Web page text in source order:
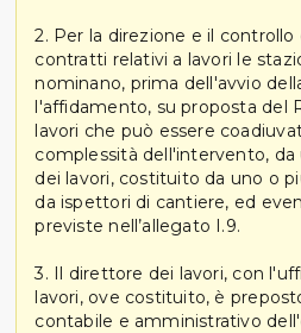
2. Per la direzione e il
contratti relativi a lavori le
nominano, prima dell'avvio
l'affidamento, su proposta del
lavori che può essere
complessità dell'intervento,
dei lavori, costituito da uno o
da ispettori di cantiere, ed
previste nell’allegato I.9.
3. Il direttore dei lavori, con
lavori, ove costituito, è
contabile e amministrativo